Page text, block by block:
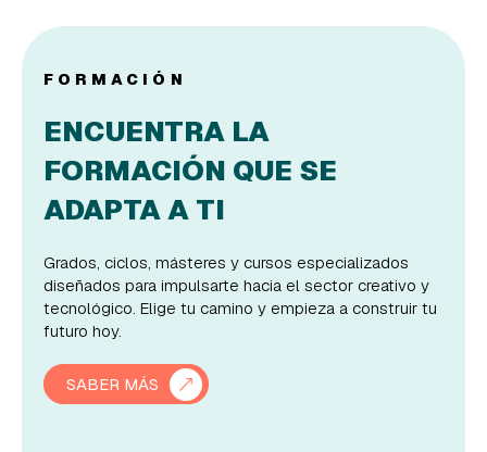
FORMACIÓN
ENCUENTRA LA
FORMACIÓN QUE SE
ADAPTA A TI
Grados, ciclos, másteres y cursos especializados
diseñados para impulsarte hacia el sector creativo y
tecnológico. Elige tu camino y empieza a construir tu
futuro hoy.
SABER MÁS